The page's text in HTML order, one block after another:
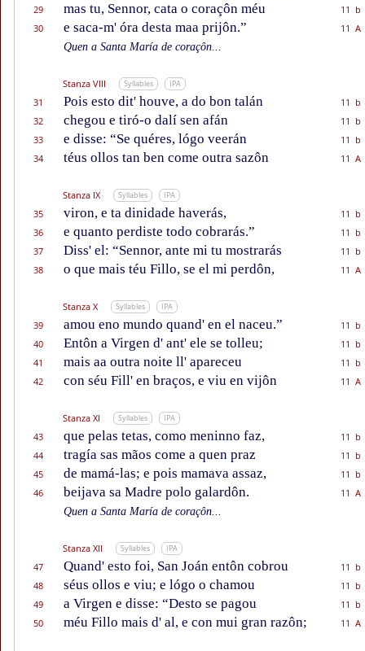
29
mas tu, Sennor, cata o coraçôn méu
11 b
30
e saca-m' óra desta maa prijôn.”
11 A
Quen a Santa María de coraçôn...
Stanza VIII Syllables IPA
31 Pois esto dit' houve, a do bon talán
11 b
32
chegou e tiró-o dalí sen afán
11 b
33
e disse: “Se quéres, lógo veerán
11 b
34
téus ollos tan ben come outra sazôn 11 A
Stanza IX Syllables IPA
35 viron, e ta dinidade haverás,
11 b
36
e quanto perdiste todo cobrarás.”
11 b
37
Diss' el: “Sennor, ante mi tu mostrarás
11 b
38
o que mais téu Fillo, se el mi perdôn, 11 A
Stanza X Syllables IPA
39 amou eno mundo quand' en el naceu.”
11 b
40
Entôn a Virgen d' ant' ele se tolleu;
11 b
41
mais aa outra noite ll' apareceu
11 b
42
con séu Fill' en braços, e viu en vijôn 11 A
Stanza XI Syllables IPA
43 que pelas tetas, como meninno faz,
11 b
44
tragía sas mãos come a quen praz
11 b
45
de mamá-las; e pois mamava assaz,
11 b
46
beijava sa Madre polo galardôn.
11 A
Quen a Santa María de coraçôn...
Stanza XII Syllables IPA
47 Quand' esto foi, San Joán entôn cobrou
11 b
48
séus ollos e viu; e lógo o chamou
11 b
49
a Virgen e disse: “Desto se pagou
11 b
50
méu Fillo mais d' al, e con mui gran razôn; 11 A